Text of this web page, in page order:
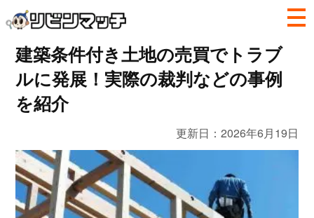
建築条件付き土地の売買でトラブ
ルに発展！実際の裁判などの事例
を紹介
更新日：2026年6月19日